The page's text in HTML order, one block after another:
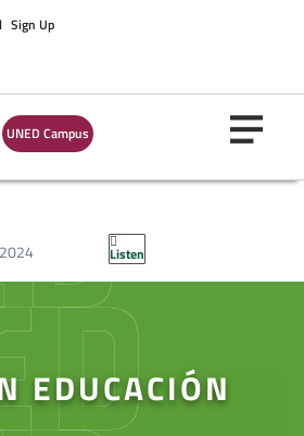
Sign Up
UNED Campus
Listen
EDUCACIÓN